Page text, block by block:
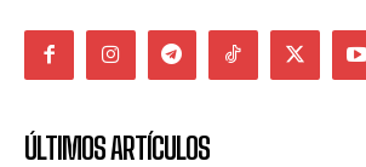
ÚLTIMOS ARTÍCULOS